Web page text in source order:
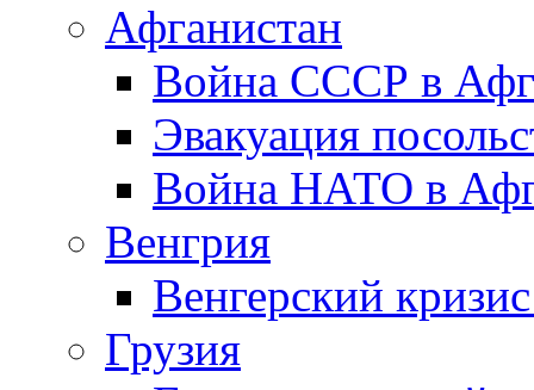
Афганистан
Война СССР в
Эвакуация
Война НАТО в
Венгрия
Венгерский
Грузия